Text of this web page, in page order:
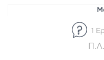
1